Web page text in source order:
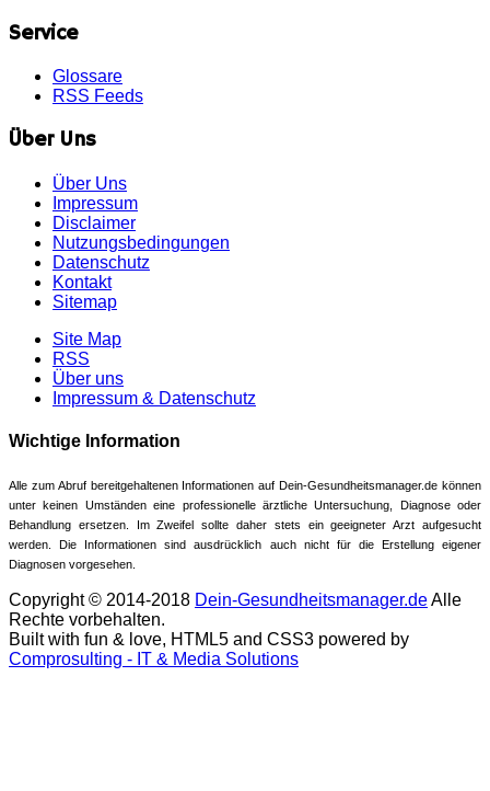
Service
Glossare
RSS Feeds
Über Uns
Über Uns
Impressum
Disclaimer
Nutzungsbedingungen
Datenschutz
Kontakt
Sitemap
Site Map
RSS
Über uns
Impressum & Datenschutz
Wichtige Information
Alle zum Abruf bereitgehaltenen Informationen auf Dein-Gesundheitsmanager.de können
unter keinen Umständen eine professionelle ärztliche Untersuchung, Diagnose oder
Behandlung ersetzen. Im Zweifel sollte daher stets ein geeigneter Arzt aufgesucht
werden. Die Informationen sind ausdrücklich auch nicht für die Erstellung eigener
Diagnosen vorgesehen.
Copyright © 2014-2018 Dein-Gesundheitsmanager.deAlle
Rechte vorbehalten.
Built with fun & love, HTML5 and CSS3 powered by
Comprosulting - IT & Media Solutions